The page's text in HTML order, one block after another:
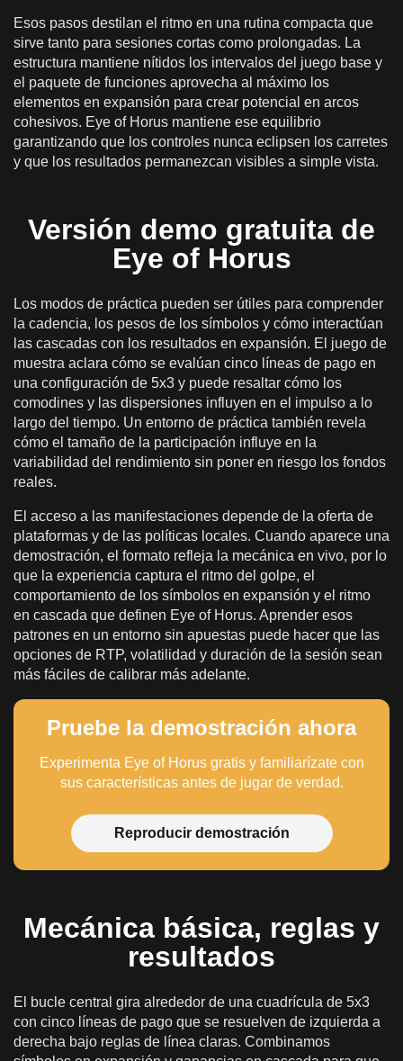
Esos pasos destilan el ritmo en una rutina compacta que
sirve tanto para sesiones cortas como prolongadas. La
estructura mantiene nítidos los intervalos del juego base y
el paquete de funciones aprovecha al máximo los
elementos en expansión para crear potencial en arcos
cohesivos. Eye of Horus mantiene ese equilibrio
garantizando que los controles nunca eclipsen los carretes
y que los resultados permanezcan visibles a simple vista.
Versión demo gratuita de
Eye of Horus
Los modos de práctica pueden ser útiles para comprender
la cadencia, los pesos de los símbolos y cómo interactúan
las cascadas con los resultados en expansión. El juego de
muestra aclara cómo se evalúan cinco líneas de pago en
una configuración de 5x3 y puede resaltar cómo los
comodines y las dispersiones influyen en el impulso a lo
largo del tiempo. Un entorno de práctica también revela
cómo el tamaño de la participación influye en la
variabilidad del rendimiento sin poner en riesgo los fondos
reales.
El acceso a las manifestaciones depende de la oferta de
plataformas y de las políticas locales. Cuando aparece una
demostración, el formato refleja la mecánica en vivo, por lo
que la experiencia captura el ritmo del golpe, el
comportamiento de los símbolos en expansión y el ritmo
en cascada que definen Eye of Horus. Aprender esos
patrones en un entorno sin apuestas puede hacer que las
opciones de RTP, volatilidad y duración de la sesión sean
más fáciles de calibrar más adelante.
Pruebe la demostración ahora
Experimenta Eye of Horus gratis y familiarízate con
sus características antes de jugar de verdad.
Reproducir demostración
Mecánica básica, reglas y
resultados
El bucle central gira alrededor de una cuadrícula de 5x3
con cinco líneas de pago que se resuelven de izquierda a
derecha bajo reglas de línea claras. Combinamos